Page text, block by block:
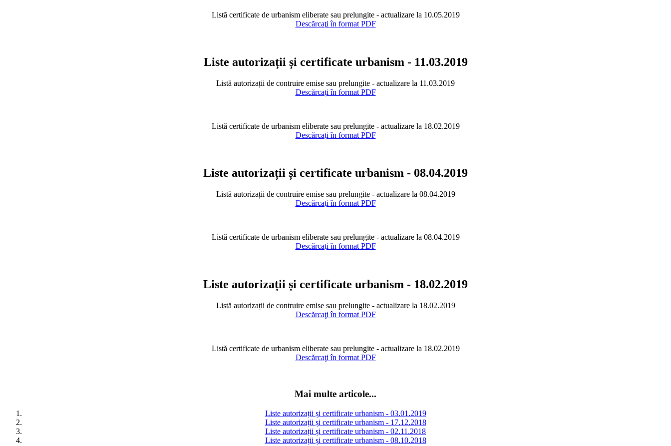
Listă certificate de urbanism eliberate sau prelungite - actualizare la 10.05.2019
Descărcaţi în format PDF
Liste autorizații și certificate urbanism - 11.03.2019
Listă autorizații de contruire emise sau prelungite - actualizare la 11.03.2019
Descărcaţi în format PDF
Listă certificate de urbanism eliberate sau prelungite - actualizare la 18.02.2019
Descărcaţi în format PDF
Liste autorizații și certificate urbanism - 08.04.2019
Listă autorizații de contruire emise sau prelungite - actualizare la 08.04.2019
Descărcaţi în format PDF
Listă certificate de urbanism eliberate sau prelungite - actualizare la 08.04.2019
Descărcaţi în format PDF
Liste autorizații și certificate urbanism - 18.02.2019
Listă autorizații de contruire emise sau prelungite - actualizare la 18.02.2019
Descărcaţi în format PDF
Listă certificate de urbanism eliberate sau prelungite - actualizare la 18.02.2019
Descărcaţi în format PDF
Mai multe articole...
Liste autorizații și certificate urbanism - 03.01.2019
Liste autorizații și certificate urbanism - 17.12.2018
Liste autorizații și certificate urbanism - 02.11.2018
Liste autorizații și certificate urbanism - 08.10.2018